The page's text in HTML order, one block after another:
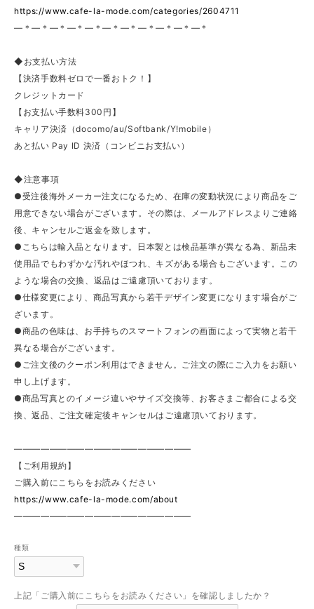
https://www.cafe-la-mode.com/categories/2604711
—＊—＊—＊—＊—＊—＊—＊—＊—＊—＊—＊
◆お支払い方法
【決済手数料ゼロで一番おトク！】
クレジットカード
【お支払い手数料300円】
キャリア決済（docomo/au/Softbank/Y!mobile）
あと払い Pay ID 決済（コンビニお支払い）
◆注意事項
●受注後海外メーカー注文になるため、在庫の変動状況により商品をご
用意できない場合がございます。その際は、メールアドレスよりご連絡
後、キャンセルご返金を致します。
●こちらは輸入品となります。日本製とは検品基準が異なる為、新品未
使用品でもわずかな汚れやほつれ、キズがある場合もございます。この
ような場合の交換、返品はご遠慮頂いております。
●仕様変更により、商品写真から若干デザイン変更になります場合がご
ざいます。
●商品の色味は、お手持ちのスマートフォンの画面によって実物と若干
異なる場合がございます。
●ご注文後のクーポン利用はできません。ご注文の際にご入力をお願い
申し上げます。
●商品写真とのイメージ違いやサイズ交換等、お客さまご都合による交
換、返品、ご注文確定後キャンセルはご遠慮頂いております。
————————————————————
【ご利用規約】
ご購入前にこちらをお読みください
https://www.cafe-la-mode.com/about
————————————————————
種類
上記「ご購入前にこちらをお読みください」を確認しましたか？